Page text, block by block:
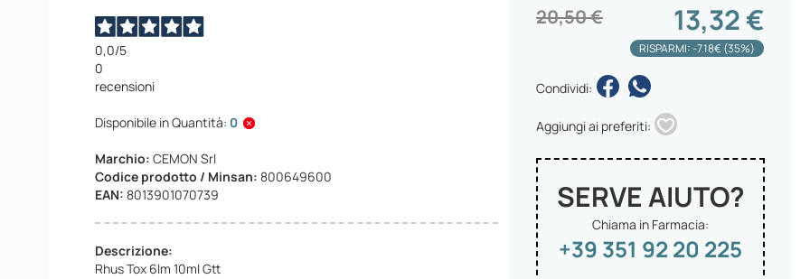
0,0/5
0
recensioni
Disponibile in Quantità: 0
Marchio:CEMON Srl
Codice prodotto / Minsan:800649600
EAN:8013901070739
Descrizione:
Rhus Tox 6lm 10ml Gtt
13,32 €
20,50 €
RISPARMI: -7.18€ (35%)
Condividi:
Aggiungi ai preferiti:
SERVE AIUTO?
Chiama in Farmacia:
+39 351 92 20 225